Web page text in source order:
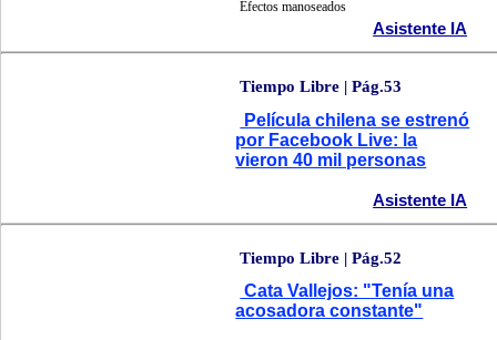
Efectos manoseados
Asistente IA
Tiempo Libre | Pág.53
Película chilena se estrenó
por Facebook Live: la
vieron 40 mil personas
Asistente IA
Tiempo Libre | Pág.52
Cata Vallejos: "Tenía una
acosadora constante"